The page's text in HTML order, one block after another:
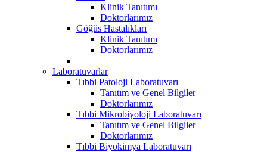
Klinik Tanıtımı
Doktorlarımız
Göğüs Hastalıkları
Klinik Tanıtımı
Doktorlarımız
Laboratuvarlar
Tıbbi Patoloji Laboratuvarı
Tanıtım ve Genel Bilgiler
Doktorlarımız
Tıbbi Mikrobiyoloji Laboratuvarı
Tanıtım ve Genel Bilgiler
Doktorlarımız
Tıbbi Biyokimya Laboratuvarı